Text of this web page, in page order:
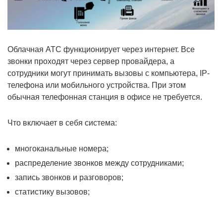
Облачная АТС функционирует через интернет. Все
звонки проходят через сервер провайдера, а
сотрудники могут принимать вызовы с компьютера, IP-
телефона или мобильного устройства. При этом
обычная телефонная станция в офисе не требуется.
Что включает в себя система:
многоканальные номера;
распределение звонков между сотрудниками;
запись звонков и разговоров;
статистику вызовов;